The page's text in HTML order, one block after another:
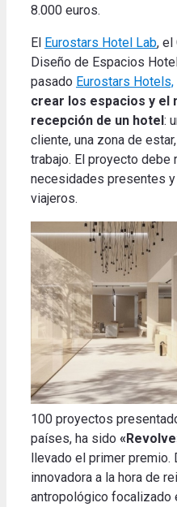
8.000 euros.
El Eurostars Hotel Lab, el
Diseño de Espacios
pasado Eurostars Hotels,
crear los espacios y el
recepción de un hotel :
cliente, una zona de
trabajo. El proyecto debe
necesidades presentes
viajeros.
100 proyectos
países, ha sido
llevado el primer
innovadora a la hora de
antropológico focalizado